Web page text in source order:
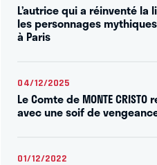
L’autrice qui a réinventé
les personnages mythiques
à Paris
04/12/2025
Le Comte de MONTE
avec une soif de
01/12/2022